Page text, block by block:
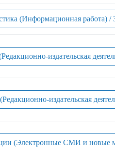
(Информационная работа)
издательская
издательская
(Электронные СМИ и новые